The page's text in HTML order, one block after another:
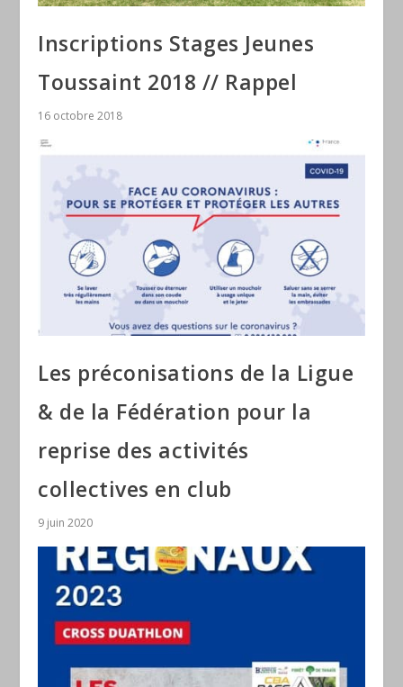
Inscriptions Stages Jeunes
Toussaint 2018 // Rappel
16 octobre 2018
Les préconisations de la Ligue
& de la Fédération pour la
reprise des activités
collectives en club
9 juin 2020